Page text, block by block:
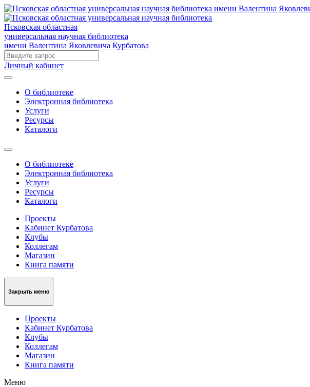
Псковская областная
универсальная научная библиотека
имени Валентина Яковлевича Курбатова
Личный кабинет
О библиотеке
Электронная библиотека
Услуги
Ресурсы
Каталоги
О библиотеке
Электронная библиотека
Услуги
Ресурсы
Каталоги
Проекты
Кабинет Курбатова
Клубы
Коллегам
Магазин
Книга памяти
Закрыть меню
Проекты
Кабинет Курбатова
Клубы
Коллегам
Магазин
Книга памяти
Меню